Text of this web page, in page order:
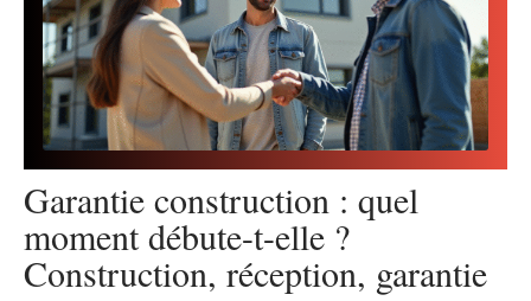
Garantie construction : quel
moment débute-t-elle ?
Construction, réception, garantie